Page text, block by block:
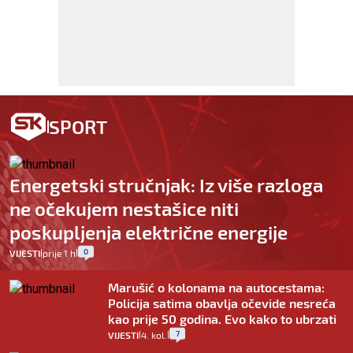
SPORT
Energetski stručnjak: Iz više razloga
ne očekujem nestašice niti
poskupljenja električne energije
VIJESTI|prije 1 h 0
Marušić o kolonama na autocestama:
Policija satima obavlja očevide nesreća
kao prije 50 godina. Evo kako to ubrzati
VIJESTI 4. kol. 7